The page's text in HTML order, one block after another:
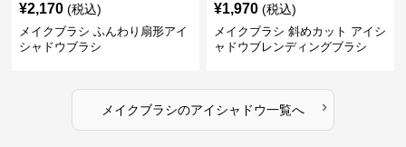
¥2,170 (税込)
メイクブラシ ふんわり扇形アイ
シャドウブラシ
¥1,970 (税込)
メイクブラシ 斜めカット アイシ
ャドウブレンディングブラシ
メイクブラシのアイシャドウ一覧へ ›